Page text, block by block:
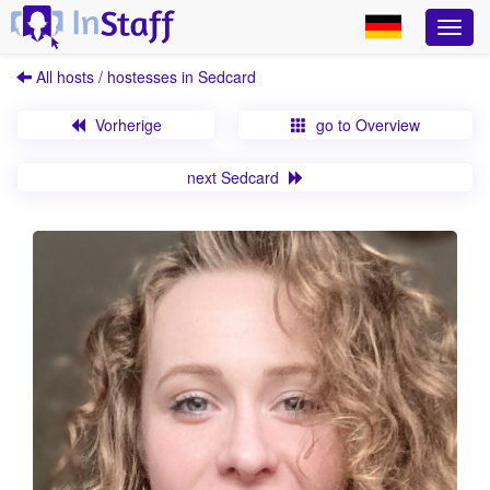
All hosts / hostesses in Sedcard
Vorherige go to Overview
next Sedcard